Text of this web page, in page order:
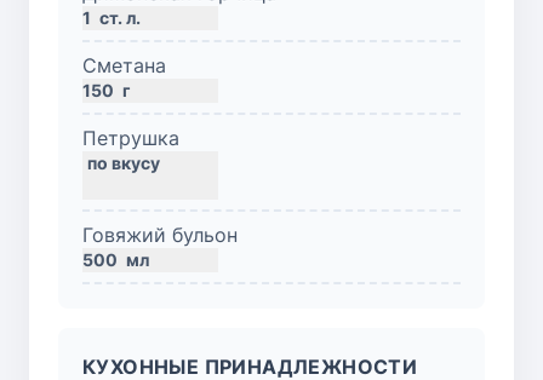
1 ст. л.
Сметана
150 г
Петрушка
Говяжий бульон
500 мл
КУХОННЫЕ ПРИНАДЛЕЖНОСТИ